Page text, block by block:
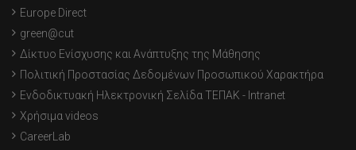
Europe Direct
green@cut
Δίκτυο Ενίσχυσης και Ανάπτυξης της Μάθησης
Πολιτική Προστασίας Δεδομένων Προσωπικού Χαρακτήρα
Ενδοδικτυακή Ηλεκτρονική Σελίδα ΤΕΠΑΚ - Intranet
Χρήσιμα videos
CareerLab